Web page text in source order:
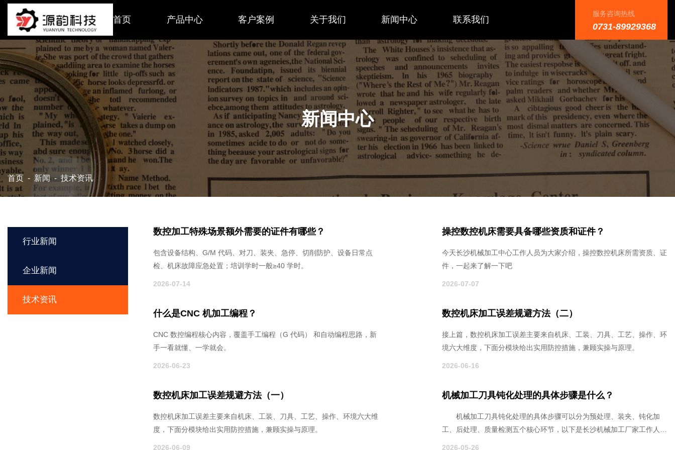
首页 产品中心 客户案例 关于我们 新闻中心 联系我们
服务咨询热线
0731-89929368
新闻中心
首页 - 新闻 - 技术资讯
行业新闻
企业新闻
技术资讯
数控加工特殊场景额外需要的证件有哪些？
包含设备结构、G/M 代码、对刀、装夹、急停、切削防护、设备日常点
检、机床故障应急处置；培训学时一般≥40 学时。
2026-07-14
操控数控机床需要具备哪些资质和证件？
今天长沙机械加工中心工作人员为大家介绍，操控数控机床所需资质、证
件，一起来了解一下吧
2026-07-07
什么是CNC 机加工编程？
CNC 数控编程核心内容，覆盖手工编程（G 代码） 和自动编程思路，新
手一看就懂、一学就会。
2026-06-23
数控机床加工误差规避方法（二）
接上篇，数控机床加工误差主要来自机床、工装、刀具、工艺、操作、环
境六大维度，下面分模块给出实用防控措施，兼顾实操与原理。
2026-06-16
数控机床加工误差规避方法（一）
数控机床加工误差主要来自机床、工装、刀具、工艺、操作、环境六大维
度，下面分模块给出实用防控措施，兼顾实操与原理。
2026-06-09
机械加工刀具钝化处理的具体步骤是什么？
机械加工刀具钝化处理的具体步骤可以分为预处理、装夹、钝化加
工、后处理、质量检测五个核心环节，以下是长沙机械加工厂家工作人员
2026-05-26